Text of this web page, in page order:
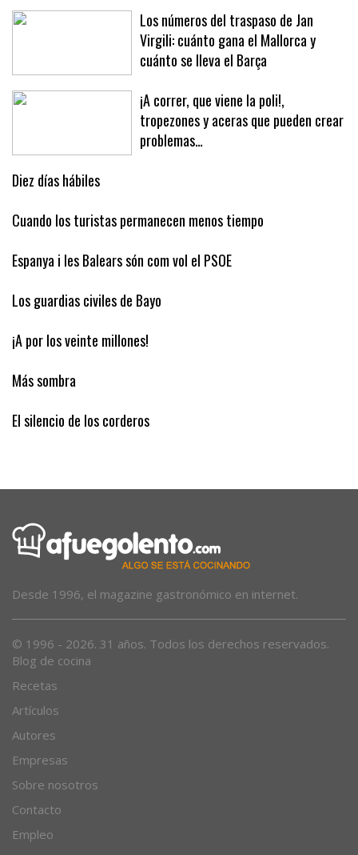
Los números del traspaso de Jan
Virgili: cuánto gana el Mallorca y
cuánto se lleva el Barça
¡A correr, que viene la poli!,
tropezones y aceras que pueden crear
problemas…
Diez días hábiles
Cuando los turistas permanecen menos tiempo
Espanya i les Balears són com vol el PSOE
Los guardias civiles de Bayo
¡A por los veinte millones!
Más sombra
El silencio de los corderos
Desde 1996, el magazine gastronómico en internet.
© 1996 - 2026. 31 años. Todos los derechos reservados.
Blog de cocina
Recetas
Artículos
Autores
Empresas
Sobre nosotros
Contacto
Empleo